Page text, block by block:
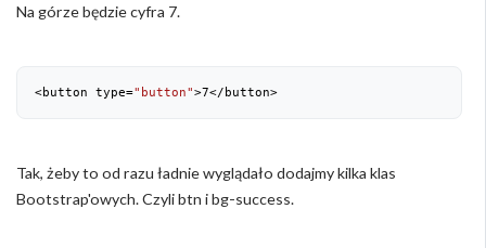
Na górze będzie cyfra 7.
<button type="button">7</button>
Tak, żeby to od razu ładnie wyglądało dodajmy kilka klas
Bootstrap'owych. Czyli btn i bg-success.